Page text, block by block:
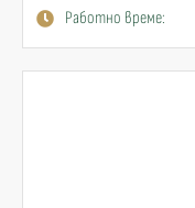
Работно време: